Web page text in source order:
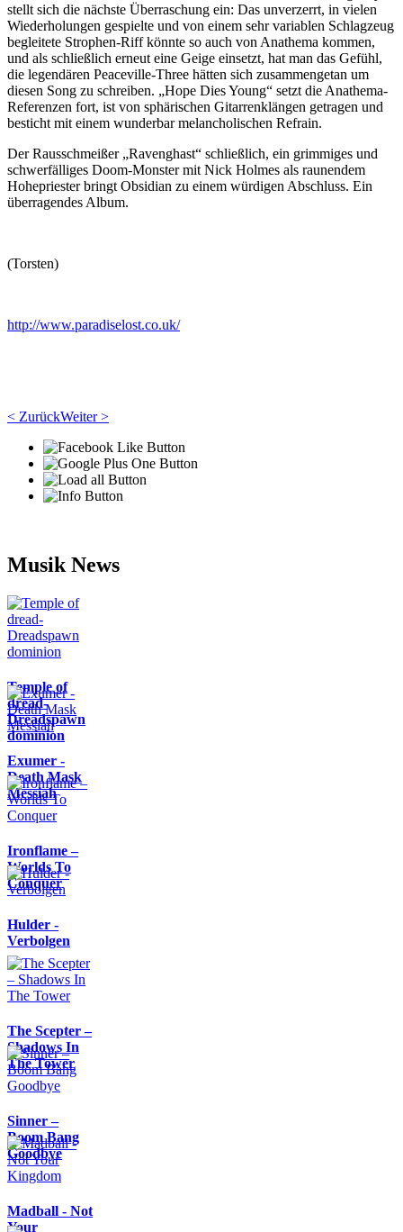
stellt sich die nächste Überraschung ein: Das unverzerrt, in vielen
Wiederholungen gespielte und von einem sehr variablen Schlagzeug
begleitete Strophen-Riff könnte so auch von Anathema kommen,
und als schließlich erneut eine Geige einsetzt, hat man das Gefühl,
die legendären Peaceville-Three hätten sich zusammengetan um
diesen Song zu schreiben. „Hope Dies Young“ setzt die Anathema-
Referenzen fort, ist von sphärischen Gitarrenklängen getragen und
besticht mit einem wunderbar melancholischen Refrain.
Der Rausschmeißer „Ravenghast“ schließlich, ein grimmiges und
schwerfälliges Doom-Monster mit Nick Holmes als raunendem
Hohepriester bringt Obsidian zu einem würdigen Abschluss. Ein
überragendes Album.
(Torsten)
http://www.paradiselost.co.uk/
< ZurückWeiter >
Musik News
Temple of
dread-
Dreadspawn
dominion
Exumer -
Death Mask
Messiah
Ironflame –
Worlds To
Conquer
Hulder -
Verbolgen
The Scepter –
Shadows In
The Tower
Sinner –
Boom Bang
Goodbye
Madball - Not
Your